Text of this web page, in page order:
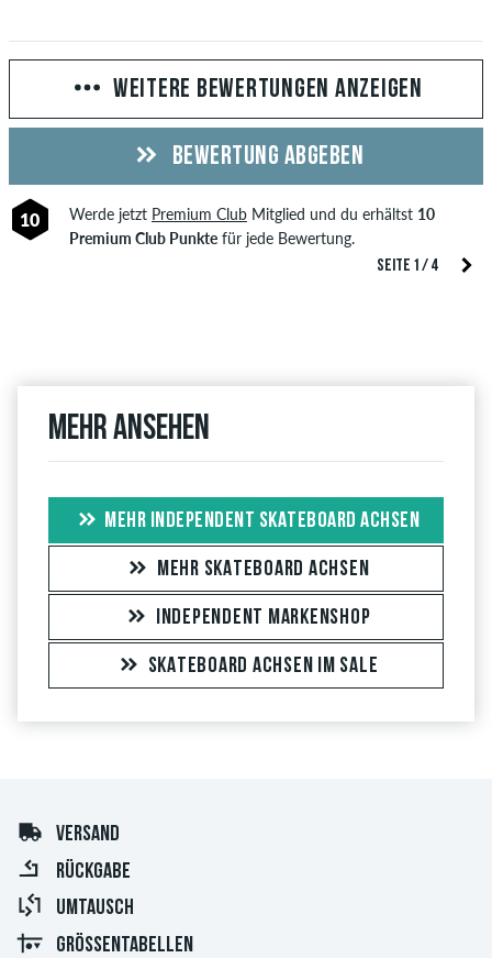
SEITE 1 / 4
WEITERE BEWERTUNGEN ANZEIGEN
BEWERTUNG ABGEBEN
10 Werde jetzt Premium ClubMitglied und du erhältst 10
Premium Club Punktefür jede Bewertung.
Mehr ansehen
MEHR INDEPENDENT SKATEBOARD ACHSEN
MEHR SKATEBOARD ACHSEN
INDEPENDENT MARKENSHOP
SKATEBOARD ACHSEN IM SALE
VERSAND
RÜCKGABE
UMTAUSCH
GRÖSSENTABELLEN